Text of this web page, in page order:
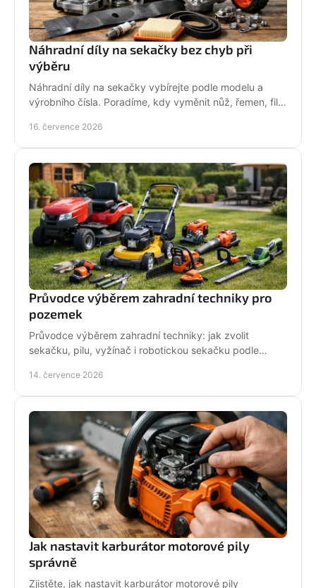
Náhradní díly na sekačky bez chyb při
výběru
Náhradní díly na sekačky vybírejte podle modelu a
výrobního čísla. Poradíme, kdy vyměnit nůž, řemen, filtr
16. července 2026
Průvodce výběrem zahradní techniky pro
pozemek
Průvodce výběrem zahradní techniky: jak zvolit
sekačku, pilu, vyžínač i robotickou sekačku podle
podpory.
14. července 2026
Jak nastavit karburátor motorové pily
správně
Zjistěte, jak nastavit karburátor motorové pily